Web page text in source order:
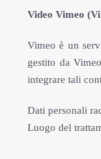
Video Vimeo
Vimeo è un
gestito da
integrare tali
Dati personali
Luogo del